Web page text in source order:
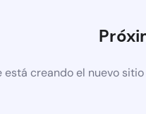
está creando el nuevo